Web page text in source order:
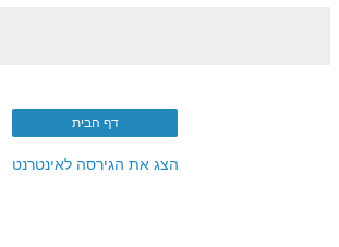
דף הבית
הצג את הגירסה לאינטרנט